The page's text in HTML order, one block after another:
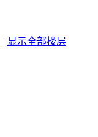
| 显示全部楼层